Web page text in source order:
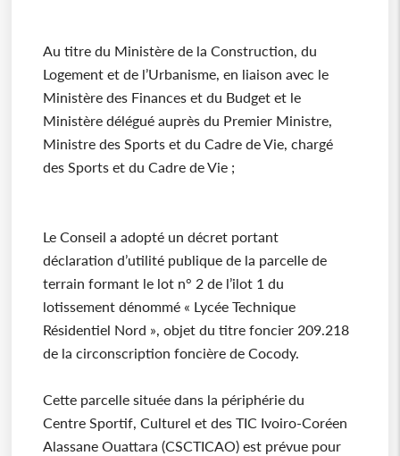
Au titre du Ministère de la Construction, du
Logement et de l’Urbanisme, en liaison avec le
Ministère des Finances et du Budget et le
Ministère délégué auprès du Premier Ministre,
Ministre des Sports et du Cadre de Vie, chargé
des Sports et du Cadre de Vie ;
Le Conseil a adopté un décret portant
déclaration d’utilité publique de la parcelle de
terrain formant le lot n° 2 de l’ilot 1 du
lotissement dénommé « Lycée Technique
Résidentiel Nord », objet du titre foncier 209.218
de la circonscription foncière de Cocody.
Cette parcelle située dans la périphérie du
Centre Sportif, Culturel et des TIC Ivoiro-Coréen
Alassane Ouattara (CSCTICAO) est prévue pour